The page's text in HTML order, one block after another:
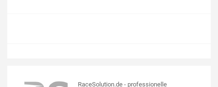
RaceSolution.de - professionelle